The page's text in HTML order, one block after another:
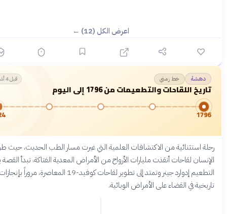
اعرض الكل (12) ←
دهشة خط زمني
اللقاحات والتطعيمات من 1796 إلى اليوم
استثنائية من الاكتشافات العلمية التي غيرت مسار الطب الحديث، حيث طور
لقاحات أنقذت مليارات الأرواح من الأمراض المعدية الفتاكة. تبدأ القصة برائد
التطعيم إدوارد جينر وتمتد إلى تطوير لقاحات كوفيد-19 المعاصرة، مروراً بإنجازات
في القضاء على الأمراض الوبائية.